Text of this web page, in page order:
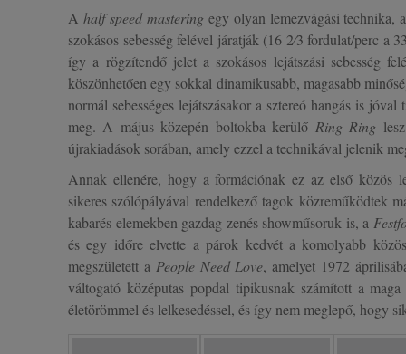
A half speed mastering egy olyan lemezvágási technika,
szokásos sebesség felével járatják (16 2⁄3 fordulat/perc a
így a rögzítendő jelet a szokásos lejátszási sebesség
köszönhetően egy sokkal dinamikusabb, magasabb
normál sebességes lejátszásakor a sztereó hangás is jóval
meg. A május közepén boltokba kerülő Ring Ring
újrakiadások sorában, amely ezzel a technikával jelenik
Annak ellenére, hogy a formációnak ez az első közös
sikeres szólópályával rendelkező tagok közreműködtek
kabarés elemekben gazdag zenés showműsoruk is, a
és egy időre elvette a párok kedvét a komolyabb
megszületett a People Need Love, amelyet 1972
váltogató középutas popdal tipikusnak számított a
életörömmel és lelkesedéssel, és így nem meglepő, hogy